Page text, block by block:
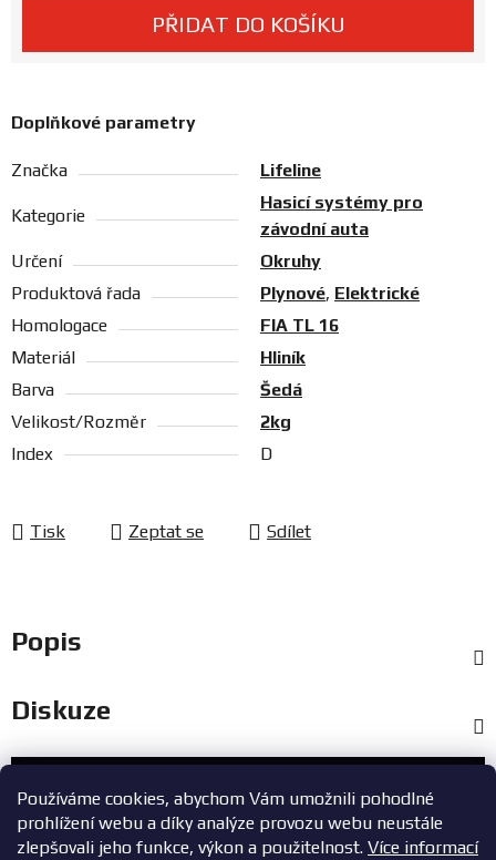
Používáme cookies, abychom Vám umožnili pohodlné
prohlížení webu a díky analýze provozu webu neustále
zlepšovali jeho funkce, výkon a použitelnost. Více informací
PŘIDAT DO KOŠÍKU
Doplňkové parametry
Značka Lifeline
Kategorie
Hasicí systémy pro
závodní auta
Určení
Okruhy
Produktová řada
Plynové, Elektrické
Homologace
FIA TL 16
Materiál
Hliník
Barva
Šedá
Velikost/Rozměr
2kg
Index
D
Tisk Zeptat se Sdílet
Popis
Diskuze
Zákaznický servis
+420 603 785 748